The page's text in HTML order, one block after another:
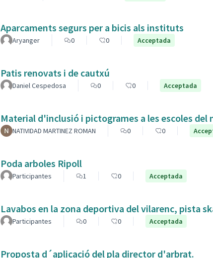
Aparcaments segurs per a bicis als instituts
Aryanger 0 0 Acceptada
Patis renovats i de cautxú
Daniel Cespedosa 0 0 Acceptada
Material d'inclusió i pictogrames a les escoles del
NATIVIDAD MARTINEZ ROMAN 0 0
Poda arboles Ripoll
Participantes 1 0 Acceptada
Lavabos en la zona deportiva del vilarenc, pista
Participantes 0 0 Acceptada
Proposta d´aplicació del pla director d'arbrat.